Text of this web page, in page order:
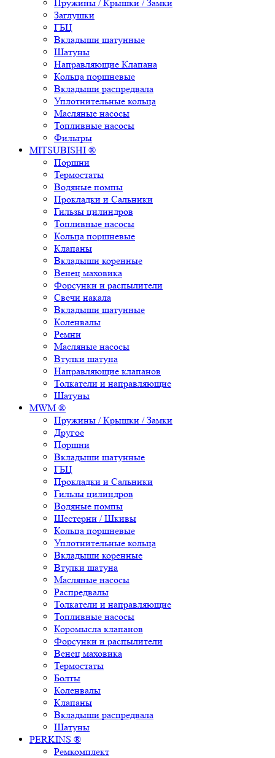
Пружины / Крышки / Замки
Заглушки
ГБЦ
Вкладыши шатунные
Шатуны
Направляющие Клапана
Кольца поршневые
Вкладыши распредвала
Уплотнительные кольца
Масляные насосы
Топливные насосы
Фильтры
MITSUBISHI ®
Поршни
Термостаты
Водяные помпы
Прокладки и Сальники
Гильзы цилиндров
Топливные насосы
Кольца поршневые
Клапаны
Вкладыши коренные
Венец маховика
Форсунки и распылители
Свечи накала
Вкладыши шатунные
Коленвалы
Ремни
Масляные насосы
Втулки шатуна
Направляющие клапанов
Толкатели и направляющие
Шатуны
MWM ®
Пружины / Крышки / Замки
Другое
Поршни
Вкладыши шатунные
ГБЦ
Прокладки и Сальники
Гильзы цилиндров
Водяные помпы
Шестерни / Шкивы
Кольца поршневые
Уплотнительные кольца
Вкладыши коренные
Втулки шатуна
Масляные насосы
Распредвалы
Толкатели и направляющие
Топливные насосы
Коромысла клапанов
Форсунки и распылители
Венец маховика
Термостаты
Болты
Коленвалы
Клапаны
Вкладыши распредвала
Шатуны
PERKINS ®
Ремкомплект